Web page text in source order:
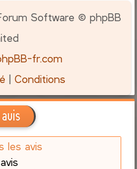
Software © phpBB
fr.com
|Conditions
les avis